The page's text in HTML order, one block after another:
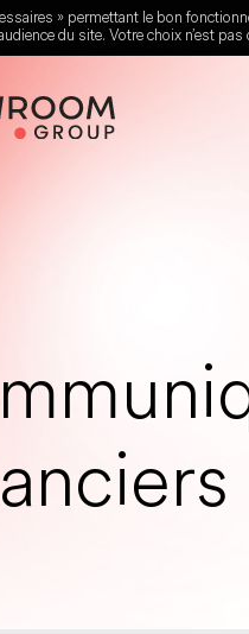
» permettant le bon
du site. Votre choix n’est